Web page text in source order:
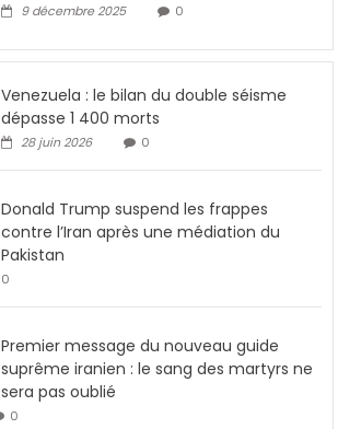
9 décembre 2025 0
Venezuela : le bilan du double séisme
dépasse 1 400 morts
28 juin 2026 0
Donald Trump suspend les frappes
contre l’Iran après une médiation du
Pakistan
0
Premier message du nouveau guide
suprême iranien : le sang des martyrs ne
sera pas oublié
0